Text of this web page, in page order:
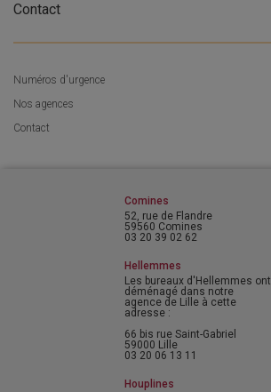
Contact
Numéros d'urgence
Nos agences
Contact
Comines
52, rue de Flandre
59560 Comines
03 20 39 02 62
Hellemmes
Les bureaux d'Hellemmes ont
déménagé dans notre
agence de Lille à cette
adresse :
66 bis rue Saint-Gabriel
59000 Lille
03 20 06 13 11
Houplines